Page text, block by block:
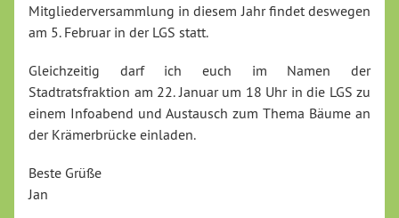
Mitgliederversammlung in diesem Jahr findet deswegen
am 5. Februar in der LGS statt.
Gleichzeitig darf ich euch im Namen der
Stadtratsfraktion am 22. Januar um 18 Uhr in die LGS zu
einem Infoabend und Austausch zum Thema Bäume an
der Krämerbrücke einladen.
Beste Grüße
Jan